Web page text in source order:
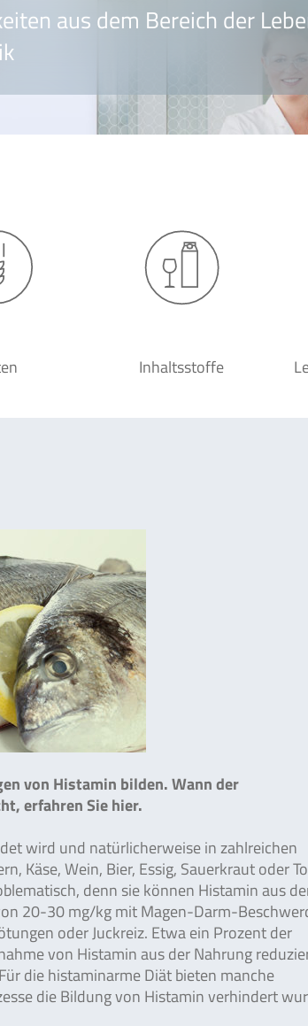
aus dem Bereich der
Inhaltsstoffe
von Histamin bilden. Wann der
erfahren Sie hier.
wird und natürlicherweise in zahlreichen
Käse, Wein, Bier, Essig, Sauerkraut oder
denn sie können Histamin aus
20-30 mg/kg mit Magen-Darm-
oder Juckreiz. Etwa ein Prozent der
von Histamin aus der Nahrung
die histaminarme Diät bieten manche
die Bildung von Histamin verhindert